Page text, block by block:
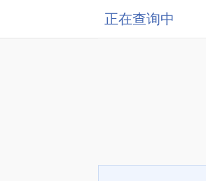
正在查询中